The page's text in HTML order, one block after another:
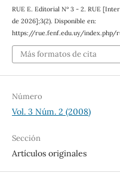
RUE E. Editorial Nº 3 - 2. RUE
de 2026];3(2). Disponible en:
https://rue.fenf.edu.uy/index.php/
Más formatos de cita
Número
Vol. 3 Núm. 2 (2008)
Sección
Artículos originales